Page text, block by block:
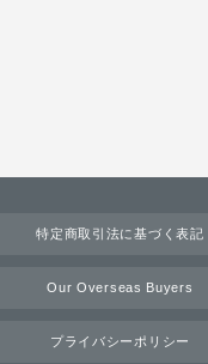
特定商取引法に基づく表記
Our Overseas Buyers
プライバシーポリシー